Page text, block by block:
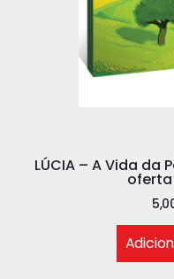
LÚCIA – A Vida